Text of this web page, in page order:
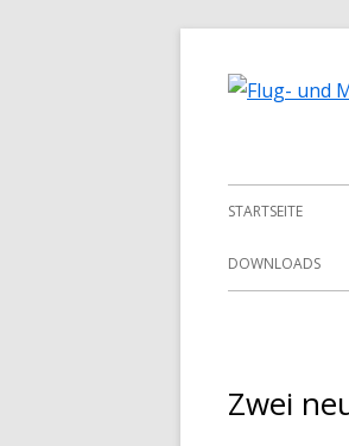
Primäres
Menü
STARTSEITE
DOWNLOADS
Zwei